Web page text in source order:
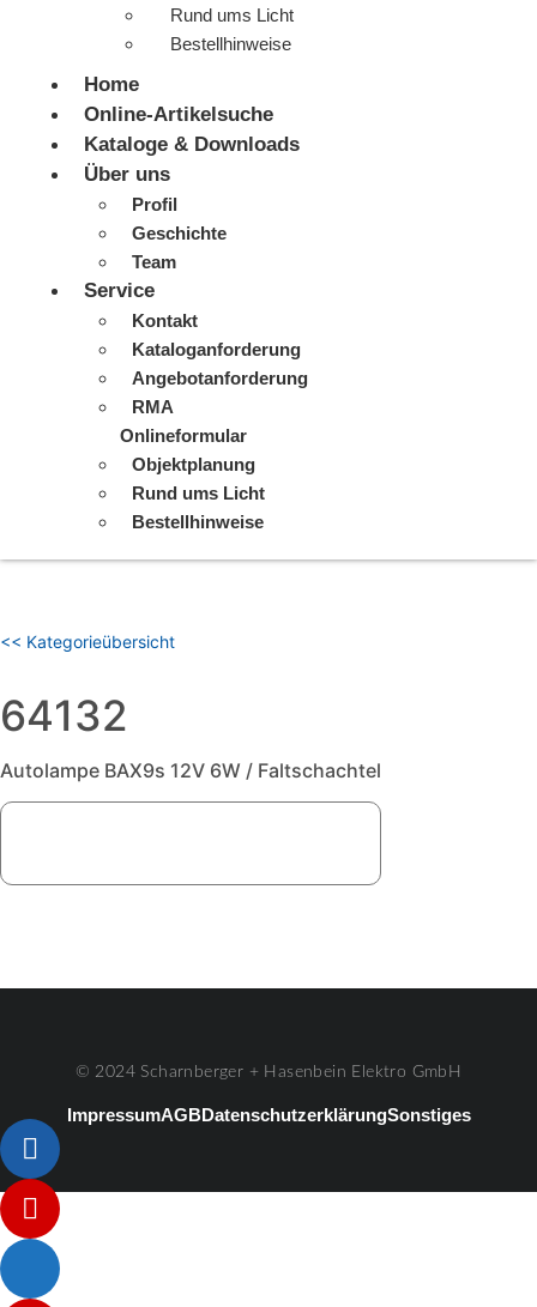
Rund ums Licht
Bestellhinweise
Home
Online-Artikelsuche
Kataloge & Downloads
Über uns
Profil
Geschichte
Team
Service
Kontakt
Kataloganforderung
Angebotanforderung
RMA
Onlineformular
Objektplanung
Rund ums Licht
Bestellhinweise
<< Kategorieübersicht
64132
Autolampe BAX9s 12V 6W / Faltschachtel
© 2024 Scharnberger + Hasenbein Elektro GmbH
ImpressumAGBDatenschutzerklärungSonstiges
Listenelement #1
Listenelement